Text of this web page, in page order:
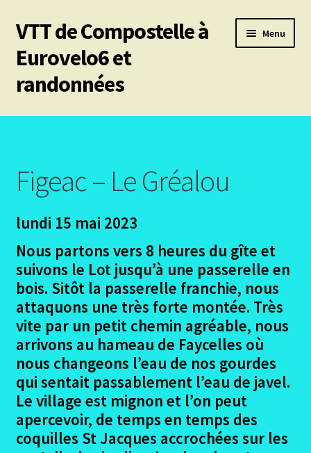
Aller
à
la
navigation
Aller
au
contenu
VTT de Compostelle à
Eurovelo6 et
randonnées
Menu
Mes 6 chemins vtt de Compostelle
Autres trajets VTT
Randonnées pédestres
menu
enfant
Le chemin du Cid
Ouvrir
le
menu
enfant
Podiensis – Nasbinals Conques
Ouvrir
le
menu
Podiensis – Figeac – Moissac
Ouvrir
menu
enfant
Le Projet Figeac – Moissac
Les Participants Figeac – Moissac
Le Trajet – les étapes
Ouvrir
Figeac – Le Gréalou
lundi 15 mai 2023
Nous partons vers 8 heures du gîte et
suivons le Lot jusqu’à une passerelle en
bois. Sitôt la passerelle franchie, nous
attaquons une très forte montée. Très
vite par un petit chemin agréable, nous
arrivons au hameau de Faycelles où
nous changeons l’eau de nos gourdes
qui sentait passablement l’eau de javel.
Le village est mignon et l’on peut
apercevoir, de temps en temps des
coquilles St Jacques accrochées sur les